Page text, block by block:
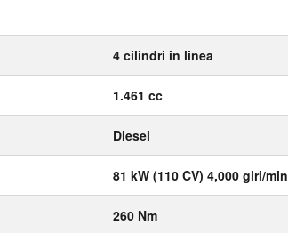
4 cilindri in linea
1.461 cc
Diesel
81 kW (110 CV) 4,000 giri/min
260 Nm